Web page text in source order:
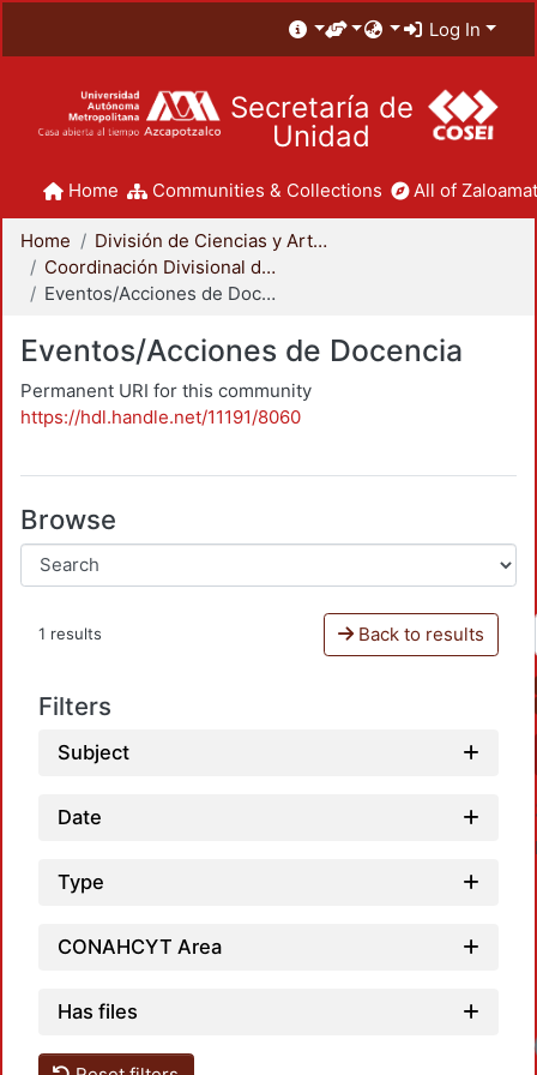
Log In
Secretaría de
Unidad
Home Communities & Collections All of
Home
División de Ciencias y Artes para el Diseño
Coordinación Divisional de Docencia
Eventos/Acciones de Docencia
Eventos/Acciones de Docencia
Permanent URI for this community
https://hdl.handle.net/11191/8060
Browse
1 results Back to results
Filters
Subject
Date
Type
CONAHCYT Area
Has files